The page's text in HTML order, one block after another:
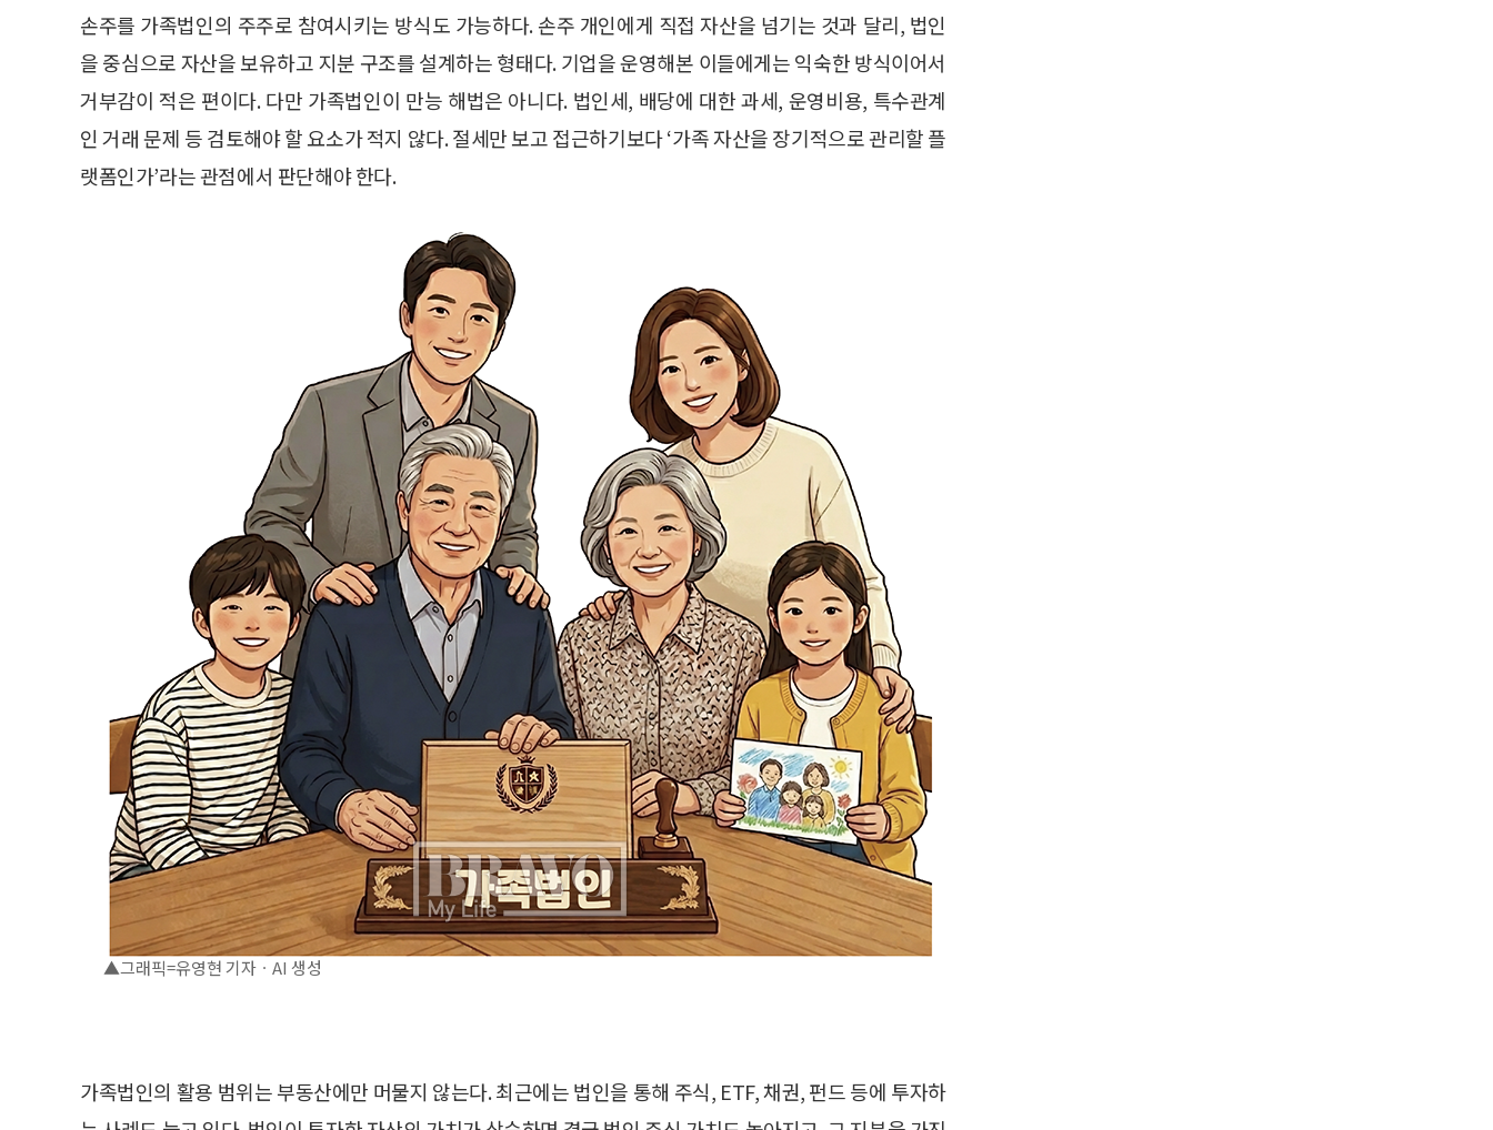
손주를 가족법인의 주주로 참여시키는 방식도 가능하다. 손주 개인에게 직접 자산을 넘기는 것과 달리, 법인
을 중심으로 자산을 보유하고 지분 구조를 설계하는 형태다. 기업을 운영해본 이들에게는 익숙한 방식이어서
거부감이 적은 편이다. 다만 가족법인이 만능 해법은 아니다. 법인세, 배당에 대한 과세, 운영비용, 특수관계
인 거래 문제 등 검토해야 할 요소가 적지 않다. 절세만 보고 접근하기보다 ‘가족 자산을 장기적으로 관리할 플
랫폼인가’라는 관점에서 판단해야 한다.
▲그래픽=유영현 기자ㆍAI 생성
가족법인의 활용 범위는 부동산에만 머물지 않는다. 최근에는 법인을 통해 주식, ETF, 채권, 펀드 등에 투자하